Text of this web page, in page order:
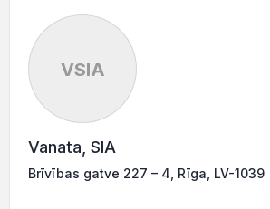
VSIA
Vanata, SIA
Brīvības gatve 227 – 4, Rīga, LV-1039